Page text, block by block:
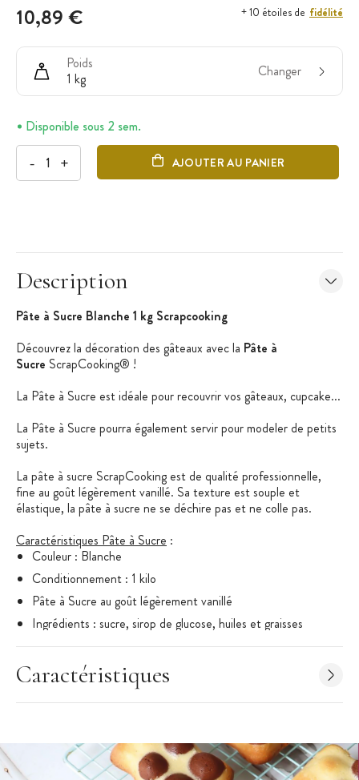
10,89 € + 10 étoiles de fidélité
Poids
1 kg
Changer
Disponible sous 2 sem.
- + AJOUTER AU PANIER
Description
Pâte à Sucre Blanche 1 kg Scrapcooking​
Découvrez la décoration des gâteaux avec la Pâte à
Sucre ScrapCooking® !
La Pâte à Sucre est idéale pour recouvrir vos gâteaux, cupcake...
La Pâte à Sucre pourra également servir pour modeler de petits
sujets.
La pâte à sucre ScrapCooking est de qualité professionnelle,
fine au goût légèrement vanillé. Sa texture est souple et
élastique, la pâte à sucre ne se déchire pas et ne colle pas.
Caractéristiques Pâte à Sucre :
Couleur : Blanche
Conditionnement : 1 kilo
Pâte à Sucre au goût légèrement vanillé
Ingrédients : sucre, sirop de glucose, huiles et graisses
maïs, épaississant : E466, E415, E412, E413; humectant :
E422; amidon modifié, correcteur d’acidité E330; arômes;
conservateur : E202.
céréales (gluten) et dérivés.
Marque : Scrapcooking
Caractéristiques